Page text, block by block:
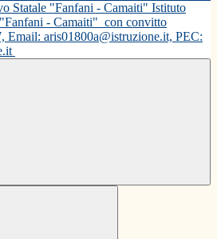
Istituto
- Camaiti" con convitto
Email: aris01800a@istruzione.it, PEC: